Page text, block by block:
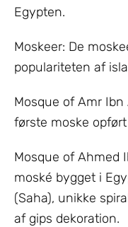
Egypten.
Moskeer: De
populariteten af
Mosque of Amr
første moske
Mosque of Ahmed
moské bygget i
(Saha), unikke
af gips dekoration.